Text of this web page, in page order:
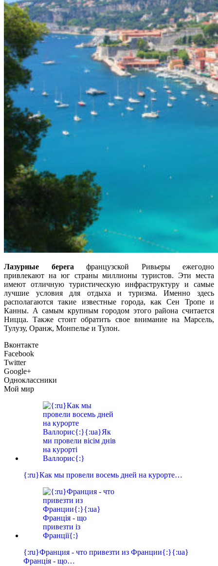
Лазурные берегафранцузской Ривьеры ежегодно
привлекают на юг страны миллионы туристов. Эти места
имеют отличную туристическую инфраструктуру и самые
лучшие условия для отдыха и туризма. Именно здесь
располагаются такие известные города, как Сен Тропе и
Канны. А самым крупным городом этого района считается
Ницца. Также стоит обратить свое внимание на Марсель,
Тулузу, Оранж, Монпелье и Тулон.
Вконтакте
Facebook
Twitter
Google+
Одноклассники
Мой мир
{:ru}Как мы провели восемь дней на курорте…
{:ru}Франция - что привезти из Франции{:}{:ua}
Франція - що…